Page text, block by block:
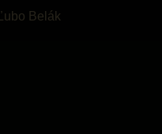
Ľubo Belák